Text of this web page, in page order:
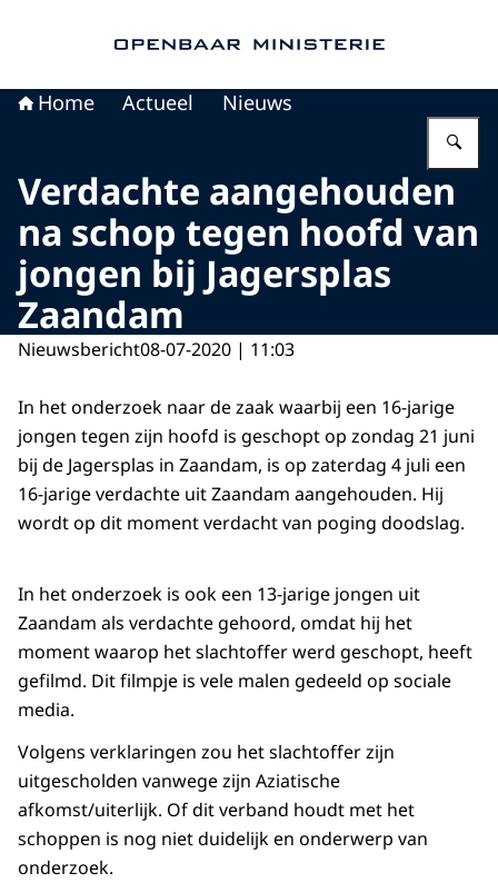
Home Actueel Nieuws
Verdachte aangehouden
na schop tegen hoofd van
jongen bij Jagersplas
Zaandam
Nieuwsbericht08-07-2020 | 11:03
In het onderzoek naar de zaak waarbij een 16-jarige
jongen tegen zijn hoofd is geschopt op zondag 21 juni
bij de Jagersplas in Zaandam, is op zaterdag 4 juli een
16-jarige verdachte uit Zaandam aangehouden. Hij
wordt op dit moment verdacht van poging doodslag.
In het onderzoek is ook een 13-jarige jongen uit
Zaandam als verdachte gehoord, omdat hij het
moment waarop het slachtoffer werd geschopt, heeft
gefilmd. Dit filmpje is vele malen gedeeld op sociale
media.
Volgens verklaringen zou het slachtoffer zijn
uitgescholden vanwege zijn Aziatische
afkomst/uiterlijk. Of dit verband houdt met het
schoppen is nog niet duidelijk en onderwerp van
onderzoek.